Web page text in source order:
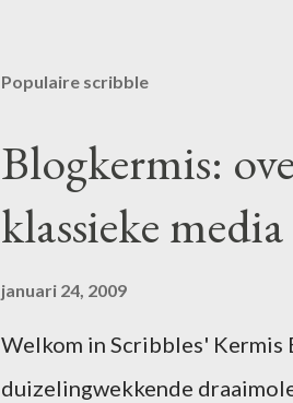
Populaire scribble
Blogkermis:
klassieke media
januari 24, 2009
Welkom in Scribbles' Kermis
duizelingwekkende